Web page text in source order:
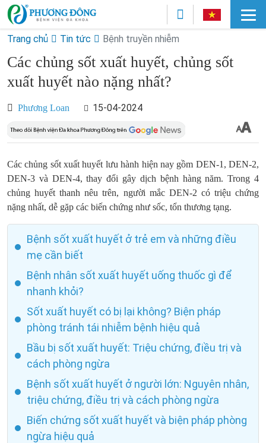
Trang chủ Tin tức Bệnh truyền nhiễm
Các chủng sốt xuất huyết, chủng sốt
xuất huyết nào nặng nhất?
Phương Loan 15-04-2024
Các chủng sốt xuất huyết lưu hành hiện nay gồm DEN-1, DEN-2,
DEN-3 và DEN-4, thay đổi gây dịch bệnh hàng năm. Trong 4
chủng huyết thanh nêu trên, người mắc DEN-2 có triệu chứng
nặng nhất, dễ gặp các biến chứng như sốc, tổn thương tạng.
Bệnh sốt xuất huyết ở trẻ em và những điều
mẹ cần biết
Bệnh nhân sốt xuất huyết uống thuốc gì để
nhanh khỏi?
Sốt xuất huyết có bị lại không? Biện pháp
phòng tránh tái nhiễm bệnh hiệu quả
Bầu bị sốt xuất huyết: Triệu chứng, điều trị và
cách phòng ngừa
Bệnh sốt xuất huyết ở người lớn: Nguyên nhân,
triệu chứng, điều trị và cách phòng ngừa
Biến chứng sốt xuất huyết và biện pháp phòng
ngừa hiệu quả